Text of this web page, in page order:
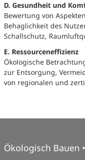
D. Gesundheit und
Bewertung von
Behaglichkeit des
Schallschutz,
E. Ressourceneffizienz
Ökologische
zur Entsorgung,
von regionalen und
Ökologisch Bauen